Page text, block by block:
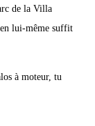
de la Villa
lui-même suffit
à moteur, tu